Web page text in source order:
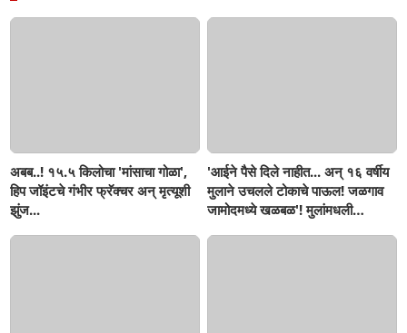
अबब..! १५.५ किलोचा 'मांसाचा गोळा',
हिप जॉइंटचे गंभीर फ्रॅक्चर अन् मृत्यूशी
झुंज...
'आईने पैसे दिले नाहीत... अन् १६ वर्षीय
मुलाने उचलले टोकाचे पाऊल! जळगाव
जामोदमध्ये खळबळ'! मुलांमधली